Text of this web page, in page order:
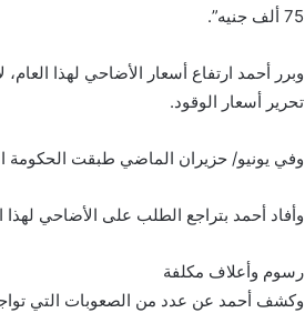
75 ألف جنيه”.
وبرر أحمد ارتفاع أسعار الأضاحي لهذا
تحرير أسعار الوقود.
وفي يونيو/ حزيران الماضي طبقت الحكومة
وأفاد أحمد بتراجع الطلب على الأضاحي
رسوم وأعلاف مكلفة
وكشف أحمد عن عدد من الصعوبات التي